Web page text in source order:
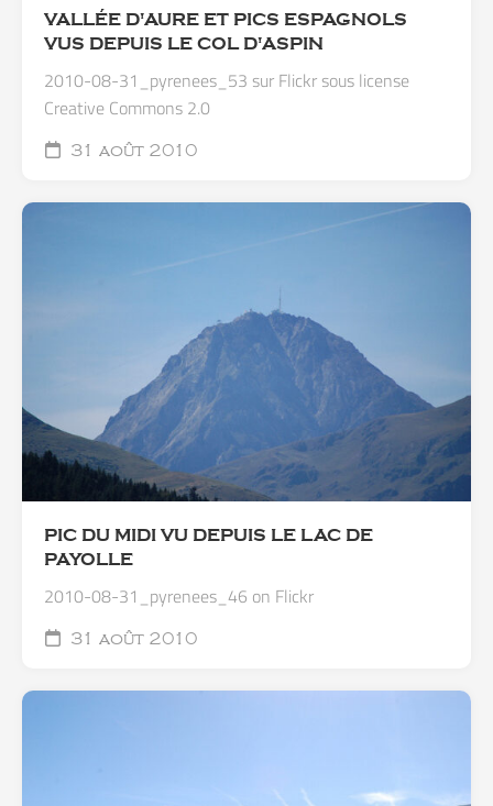
VALLÉE D'AURE ET PICS ESPAGNOLS
VUS DEPUIS LE COL D'ASPIN
2010-08-31_pyrenees_53 sur Flickr sous license
Creative Commons 2.0
31 août 2010
PIC DU MIDI VU DEPUIS LE LAC DE
PAYOLLE
2010-08-31_pyrenees_46 on Flickr
31 août 2010